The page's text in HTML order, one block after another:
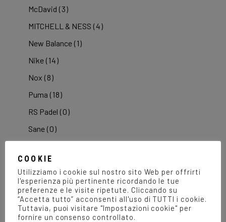
McDavid (3)
MITCHELL & NESS (4)
New Balance (1)
Nike (14)
Nox (8)
Puma (18)
RS Padel (0)
Sane (0)
Starvie
Under Armour (1)
Varlion (1)
Calcio (39)
COOKIE
Utilizziamo i cookie sul nostro sito Web per offrirti
l'esperienza più pertinente ricordando le tue
preferenze e le visite ripetute. Cliccando su
“Accetta tutto” acconsenti all'uso di TUTTI i cookie.
Tuttavia, puoi visitare "Impostazioni cookie" per
fornire un consenso controllato.